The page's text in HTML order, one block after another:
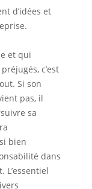
d’idées et
et qui
c’est
Si son
pas, il
sa
bien
dans
L’essentiel